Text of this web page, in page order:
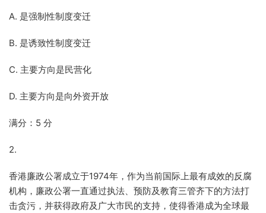
A. 是强制性制度变迁
B. 是诱致性制度变迁
C. 主要方向是民营化
D. 主要方向是向外资开放
满分：5 分
2.
香港廉政公署成立于1974年，作为当前国际上最有成效的反腐
机构，廉政公署一直通过执法、预防及教育三管齐下的方法打
击贪污，并获得政府及广大市民的支持，使得香港成为全球最